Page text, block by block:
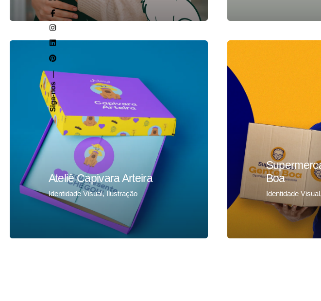
Siga-nos
Ateliê Capivara Arteira
Identidade Visual Ilustração
Boa
Identidade Visual